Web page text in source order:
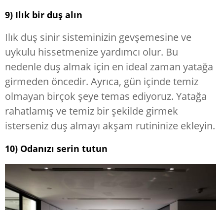
9) Ilık bir duş alın
Ilık duş sinir sisteminizin gevşemesine ve
uykulu hissetmenize yardımcı olur. Bu
nedenle duş almak için en ideal zaman yatağa
girmeden öncedir. Ayrıca, gün içinde temiz
olmayan birçok şeye temas ediyoruz. Yatağa
rahatlamış ve temiz bir şekilde girmek
isterseniz duş almayı akşam rutininize ekleyin.
10) Odanızı serin tutun